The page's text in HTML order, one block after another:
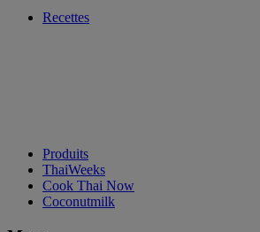
Recettes
Produits
ThaiWeeks
Cook Thai Now
Coconutmilk